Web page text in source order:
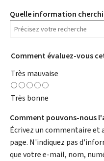
Quelle information
Comment évaluez-vous
Très mauvaise
Très bonne
Comment pouvons-nous
Écrivez un commentaire et
page. N'indiquez pas
que votre e-mail, nom,